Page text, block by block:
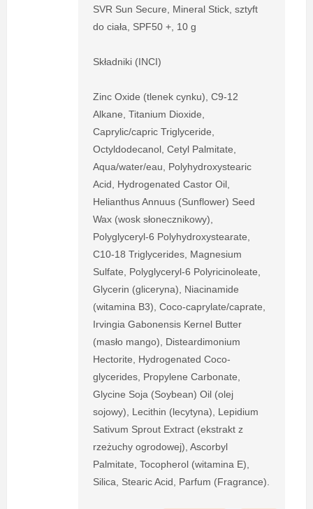
SVR Sun Secure, Mineral Stick, sztyft
do ciała, SPF50 +, 10 g
Składniki (INCI)
Zinc Oxide (tlenek cynku), C9-12
Alkane, Titanium Dioxide,
Caprylic/capric Triglyceride,
Octyldodecanol, Cetyl Palmitate,
Aqua/water/eau, Polyhydroxystearic
Acid, Hydrogenated Castor Oil,
Helianthus Annuus (Sunflower) Seed
Wax (wosk słonecznikowy),
Polyglyceryl-6 Polyhydroxystearate,
C10-18 Triglycerides, Magnesium
Sulfate, Polyglyceryl-6 Polyricinoleate,
Glycerin (gliceryna), Niacinamide
(witamina B3), Coco-caprylate/caprate,
Irvingia Gabonensis Kernel Butter
(masło mango), Disteardimonium
Hectorite, Hydrogenated Coco-
glycerides, Propylene Carbonate,
Glycine Soja (Soybean) Oil (olej
sojowy), Lecithin (lecytyna), Lepidium
Sativum Sprout Extract (ekstrakt z
rzeżuchy ogrodowej), Ascorbyl
Palmitate, Tocopherol (witamina E),
Silica, Stearic Acid, Parfum (Fragrance).